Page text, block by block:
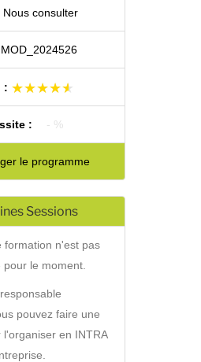
Nous consulter
MOD_2024526
: ★★★★★
★★★★★
: - %
le programme
Sessions
formation n'est pas
le moment.
pouvez faire une
l'organiser en INTRA